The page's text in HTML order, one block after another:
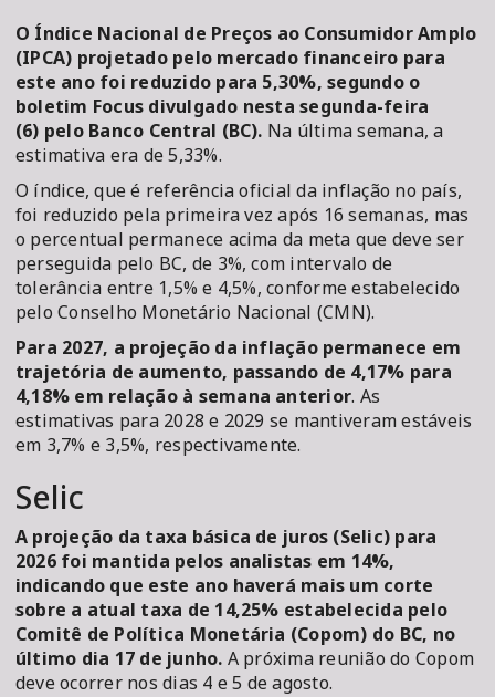
O Índice Nacional de Preços ao Consumidor Amplo
(IPCA) projetado pelo mercado financeiro para
este ano foi reduzido para 5,30%, segundo o
boletim Focus divulgado nesta segunda-feira
(6) pelo Banco Central (BC). Na última semana, a
estimativa era de 5,33%.
O índice, que é referência oficial da inflação no país,
foi reduzido pela primeira vez após 16 semanas, mas
o percentual permanece acima da meta que deve ser
perseguida pelo BC, de 3%, com intervalo de
tolerância entre 1,5% e 4,5%, conforme estabelecido
pelo Conselho Monetário Nacional (CMN).
Para 2027, a projeção da inflação permanece em
trajetória de aumento, passando de 4,17% para
4,18% em relação à semana anterior. As
estimativas para 2028 e 2029 se mantiveram estáveis
em 3,7% e 3,5%, respectivamente.
Selic
A projeção da taxa básica de juros (Selic) para
2026 foi mantida pelos analistas em 14%,
indicando que este ano haverá mais um corte
sobre a atual taxa de 14,25% estabelecida pelo
Comitê de Política Monetária (Copom) do BC, no
último dia 17 de junho. A próxima reunião do Copom
deve ocorrer nos dias 4 e 5 de agosto.